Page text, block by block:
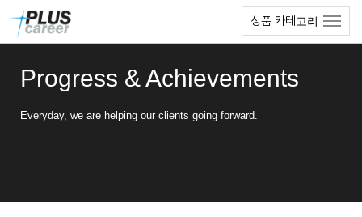
상품 카테고리
Progress & Achievements
Everyday, we are helping our clients going forward.